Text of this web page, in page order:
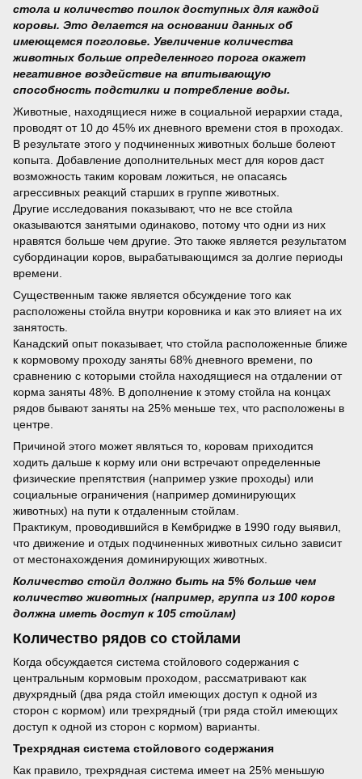
стола и количество поилок доступных для каждой
коровы. Это делается на основании данных об
имеющемся поголовье. Увеличение количества
животных больше определенного порога окажет
негативное воздействие на впитывающую
способность подстилки и потребление воды.
Животные, находящиеся ниже в социальной иерархии стада,
проводят от 10 до 45% их дневного времени стоя в проходах.
В результате этого у подчиненных животных больше болеют
копыта. Добавление дополнительных мест для коров даст
возможность таким коровам ложиться, не опасаясь
агрессивных реакций старших в группе животных.
Другие исследования показывают, что не все стойла
оказываются занятыми одинаково, потому что одни из них
нравятся больше чем другие. Это также является результатом
субординации коров, вырабатывающимся за долгие периоды
времени.
Существенным также является обсуждение того как
расположены стойла внутри коровника и как это влияет на их
занятость.
Канадский опыт показывает, что стойла расположенные ближе
к кормовому проходу заняты 68% дневного времени, по
сравнению с которыми стойла находящиеся на отдалении от
корма заняты 48%. В дополнение к этому стойла на концах
рядов бывают заняты на 25% меньше тех, что расположены в
центре.
Причиной этого может являться то, коровам приходится
ходить дальше к корму или они встречают определенные
физические препятствия (например узкие проходы) или
социальные ограничения (например доминирующих
животных) на пути к отдаленным стойлам.
Практикум, проводившийся в Кембридже в 1990 году выявил,
что движение и отдых подчиненных животных сильно зависит
от местонахождения доминирующих животных.
Количество стойл должно быть на 5% больше чем
количество животных (например, группа из 100 коров
должна иметь доступ к 105 стойлам)
Количество рядов со стойлами
Когда обсуждается система стойлового содержания с
центральным кормовым проходом, рассматривают как
двухрядный (два ряда стойл имеющих доступ к одной из
сторон с кормом) или трехрядный (три ряда стойл имеющих
доступ к одной из сторон с кормом) варианты.
Трехрядная система стойлового содержания
Как правило, трехрядная система имеет на 25% меньшую